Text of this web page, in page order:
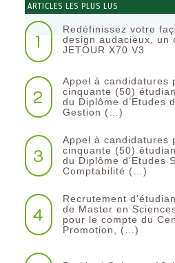
ARTICLES LES PLUS LUS
1
Redéfinissez votre
design audacieux, un
JETOUR X70 V3
2
Appel à candidatures
cinquante (50)
du Diplôme d’Etudes
Gestion (…)
3
Appel à candidatures
cinquante (50)
du Diplôme d’Etudes
Comptabilité (…)
4
Recrutement
de Master en
pour le compte du
Promotion, (…)